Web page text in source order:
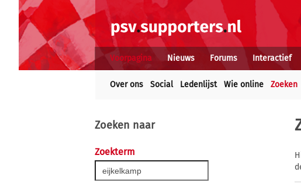
Voorpagina Nieuws Forums Interactief
Over ons Social Ledenlijst Wie online Zoeken
Zoeken naar
Zoekterm